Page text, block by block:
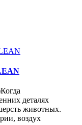
деталях
животных.
воздух